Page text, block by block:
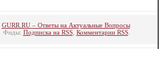
GURR.RU – Ответы на Актуальные Вопросы
Фиды: Подписка на RSS, Комментарии RSS.